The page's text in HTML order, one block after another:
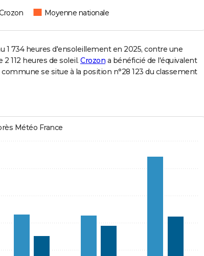
Crozon Moyenne nationale
1 734 heures d'ensoleillement en 2025, contre une
112 heures de soleil. Crozon a bénéficié de l'équivalent
commune se situe à la position n°28 123 du classement
Météo France